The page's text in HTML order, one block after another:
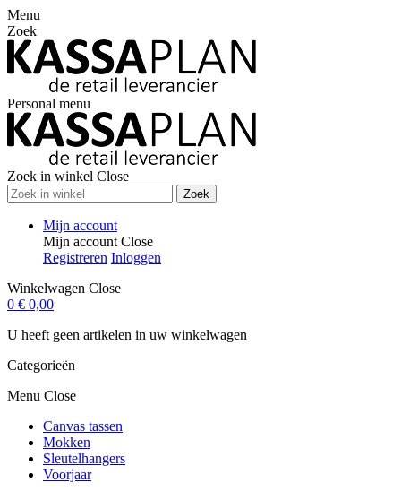
Menu
Zoek
Personal menu
Zoek in winkel Close
Zoek
Mijn account
Mijn account Close
Registreren Inloggen
Winkelwagen Close
0 € 0,00
U heeft geen artikelen in uw winkelwagen
Categorieën
Menu Close
Canvas tassen
Mokken
Sleutelhangers
Voorjaar